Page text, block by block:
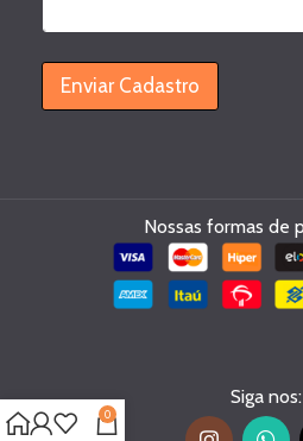
-
a
l
Enviar Cadastro
Nossas formas de
Siga nos:
0